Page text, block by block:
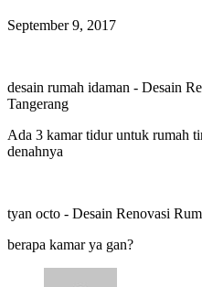
September 9, 2017
desain rumah idaman - Desain
Tangerang
Ada 3 kamar tidur untuk rumah
denahnya
tyan octo - Desain Renovasi
berapa kamar ya gan?